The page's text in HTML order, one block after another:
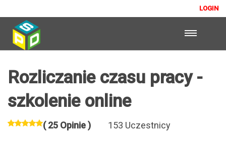
LOGIN
Rozliczanie czasu pracy -
szkolenie online
( 25 Opinie ) 153 Uczestnicy